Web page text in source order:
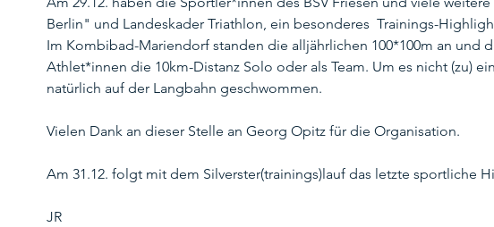
Kombibad Mariendorf Kooperation_TSVTM Schwimmausbildung
Team Berlin Triathlon Rettungsschwimmen Masters Kooperation
Kombibad Gropiusstadt
Berlin" und Landeskader Triathlon, ein besonderes  Trainings-
Im Kombibad-Mariendorf standen die alljährlichen 100*100m an und
Athlet*innen die 10km-Distanz Solo oder als Team. Um es nicht (zu)
natürlich auf der Langbahn geschwommen.
Vielen Dank an dieser Stelle an Georg Opitz für die Organisation.
Am 31.12. folgt mit dem Silverster(trainings)lauf das letzte sportliche
JR